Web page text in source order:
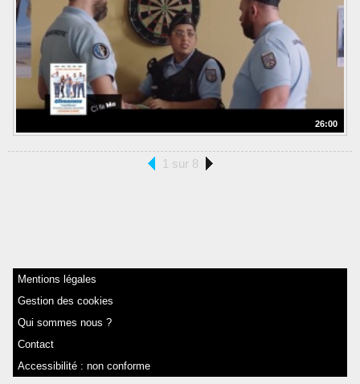
26:00
1 sur 8
Mentions légales
Gestion des cookies
Qui sommes nous ?
Contact
Accessibilité : non conforme